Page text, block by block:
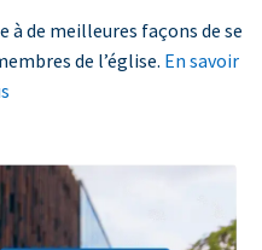
à de meilleures façons de se
de l’église. En savoir